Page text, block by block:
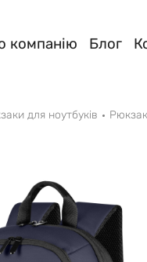
компанію Блог
для ноутбуків